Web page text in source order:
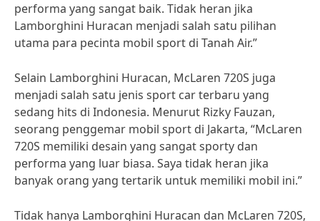
performa yang sangat baik. Tidak heran jika
Lamborghini Huracan menjadi salah satu pilihan
utama para pecinta mobil sport di Tanah Air.”
Selain Lamborghini Huracan, McLaren 720S juga
menjadi salah satu jenis sport car terbaru yang
sedang hits di Indonesia. Menurut Rizky Fauzan,
seorang penggemar mobil sport di Jakarta, “McLaren
720S memiliki desain yang sangat sporty dan
performa yang luar biasa. Saya tidak heran jika
banyak orang yang tertarik untuk memiliki mobil ini.”
Tidak hanya Lamborghini Huracan dan McLaren 720S,